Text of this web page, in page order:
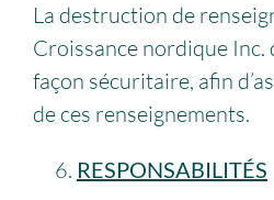
La destruction de
Croissance nordique
façon sécuritaire, afin
de ces renseignements.
RESPONSABILITÉS